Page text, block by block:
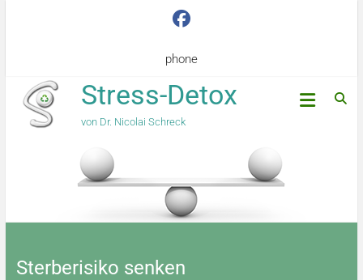
phone
Stress-Detox
von Dr. Nicolai Schreck
Sterberisiko senken